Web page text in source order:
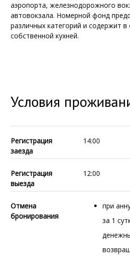
аэропорта, железнодорожного
автовокзала. Номерной фонд
различных категорий и содержит
собственной кухней.
Условия
Регистрация
заезда
14:00
Регистрация
выезда
12:00
Отмена
бронирования
при
за 1